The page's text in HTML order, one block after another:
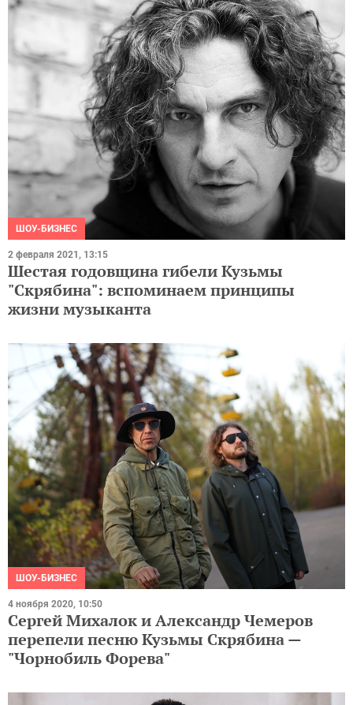
ШОУ-БИЗНЕС
2 февраля 2021, 13:15
Шестая годовщина гибели Кузьмы
"Скрябина": вспоминаем принципы
жизни музыканта
ШОУ-БИЗНЕС
4 ноября 2020, 10:50
Сергей Михалок и Александр Чемеров
перепели песню Кузьмы Скрябина —
"Чорнобиль Форева"